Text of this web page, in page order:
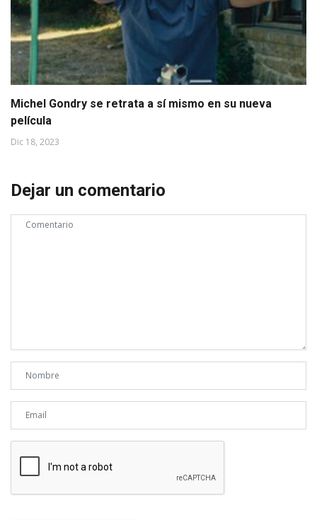
Michel Gondry se retrata a sí mismo en su nueva
película
Dic 18, 2023
Dejar un comentario